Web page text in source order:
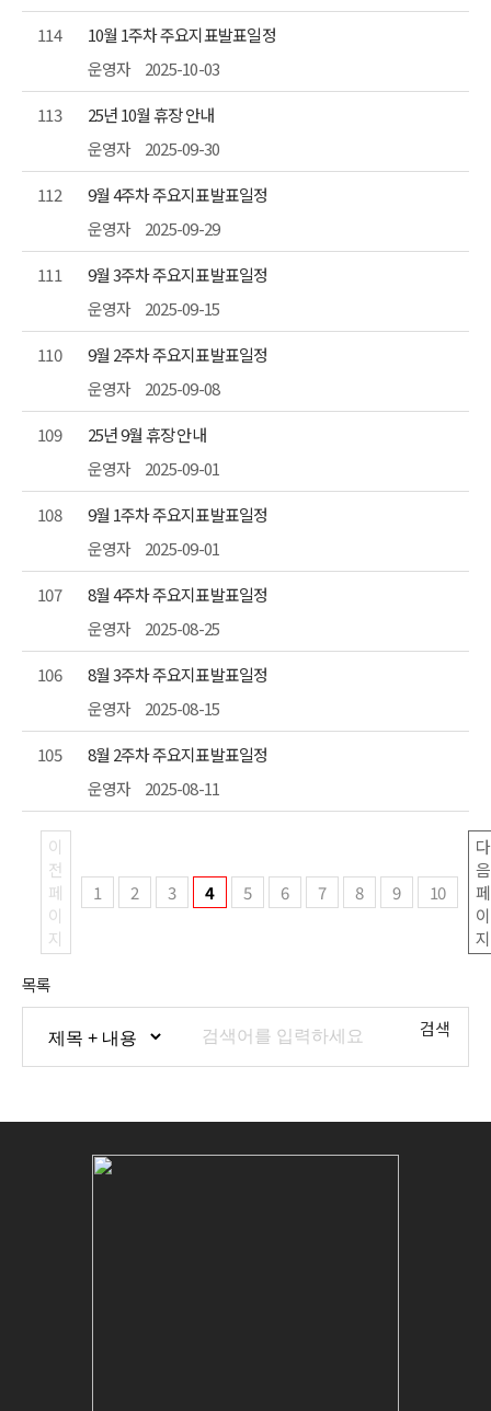
114
10월 1주차 주요지표발표일정
운영자
2025-10-03
113
25년 10월 휴장 안내
운영자
2025-09-30
112
9월 4주차 주요지표발표일정
운영자
2025-09-29
111
9월 3주차 주요지표발표일정
운영자
2025-09-15
110
9월 2주차 주요지표발표일정
운영자
2025-09-08
109
25년 9월 휴장 안내
운영자
2025-09-01
108
9월 1주차 주요지표발표일정
운영자
2025-09-01
107
8월 4주차 주요지표발표일정
운영자
2025-08-25
106
8월 3주차 주요지표발표일정
운영자
2025-08-15
105
8월 2주차 주요지표발표일정
운영자
2025-08-11
이
전
페
이
지
1 2 3 4 5 6 7 8 9 10
다
음
페
이
지
검색
목록